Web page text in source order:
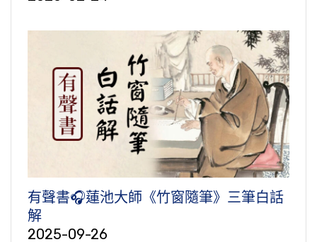
有聲書🎧蓮池大師《竹窗隨筆》三筆白話
解
2025-09-26